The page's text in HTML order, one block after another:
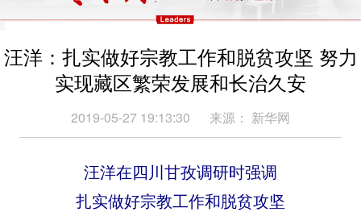
汪洋：扎实做好宗教工作和脱贫攻坚 努力
实现藏区繁荣发展和长治久安
2019-05-27 19:13:30 来源： 新华网
汪洋在四川甘孜调研时强调
扎实做好宗教工作和脱贫攻坚